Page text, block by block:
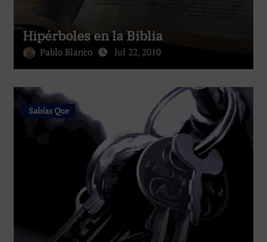
Hipérboles en la Biblia
Pablo Blanco Jul 22, 2010
Sabías Que